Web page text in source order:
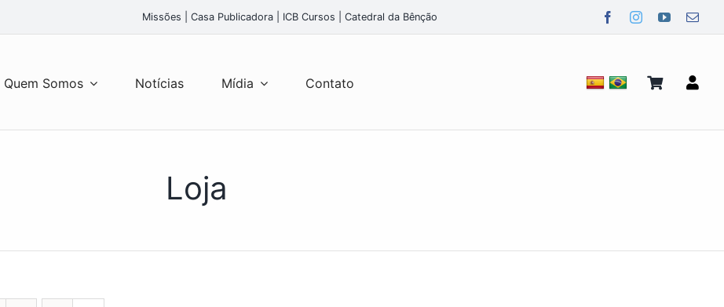
Missões |Casa Publicadora ICB Cursos |Catedral da Bênção
Quem Somos Notícias Mídia Contato
Loja